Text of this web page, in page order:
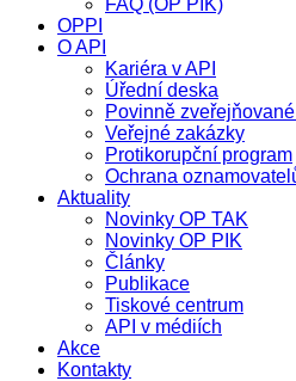
FAQ (OP PIK)
OPPI
O API
Kariéra v API
Úřední deska
Povinně
Veřejné zakázky
Protikorupční program
Ochrana
Aktuality
Novinky OP TAK
Novinky OP PIK
Články
Publikace
Tiskové centrum
API v médiích
Akce
Kontakty